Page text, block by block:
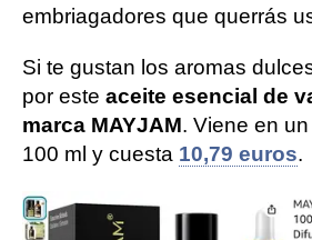
embriagadores que querrás
Si te gustan los aromas
por este aceite esencial de
marca MAYJAM. Viene en
100 ml y cuesta 10,79 euros.